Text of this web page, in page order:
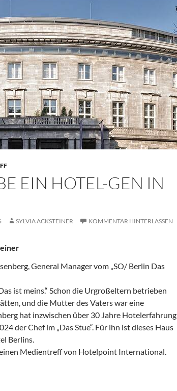
EIN HOTEL-GEN IN
SYLVIA ACKSTEINER KOMMENTAR HINTERLASSEN
General Manager vom „SO/ Berlin Das
ist meins.“ Schon die Urgroßeltern betrieben
und die Mutter des Vaters war eine
hat inzwischen über 30 Jahre Hotelerfahrung
der Chef im „Das Stue“. Für ihn ist dieses Haus
Berlins.
Medientreff von Hotelpoint International.
GEN IN MIR